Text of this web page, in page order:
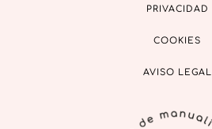
PRIVACIDAD
COOKIES
AVISO LEGAL